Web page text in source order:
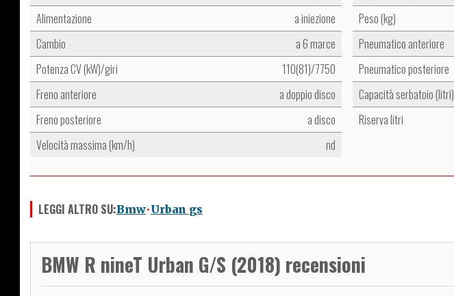
Alimentazione
a iniezione
Cambio
a 6 marce
Potenza CV (kW)/giri
110(81)/7750
Freno anteriore
a doppio disco
Freno posteriore
a disco
Velocità massima (km/h)
nd
Peso (kg)
Pneumatico anteriore
Pneumatico posteriore
Capacità serbatoio (litri)
Riserva litri
LEGGI ALTRO SU:Bmw Urban gs
BMW R nineT Urban G/S (2018) recensioni